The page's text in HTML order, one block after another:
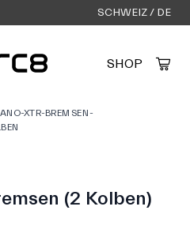
SCHWEIZ / DE
SHOP
XTR-BREMSEN-
(2 Kolben)